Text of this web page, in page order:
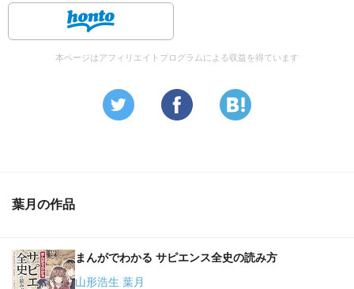
本ページはアフィリエイトプログラムによる収益を得ています
葉月の作品
まんがでわかる サピエンス全史の読み方
山形浩生 葉月